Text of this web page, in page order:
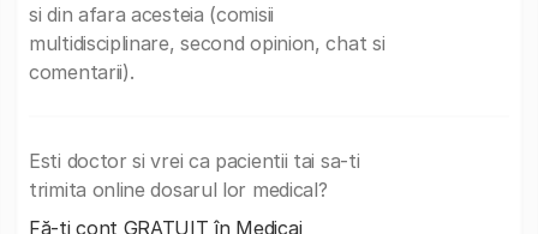
si din afara acesteia (comisii
multidisciplinare, second opinion, chat si
comentarii).
Esti doctor si vrei ca pacientii tai sa-ti
trimita online dosarul lor medical?
Fă-ți cont GRATUIT în Medicai